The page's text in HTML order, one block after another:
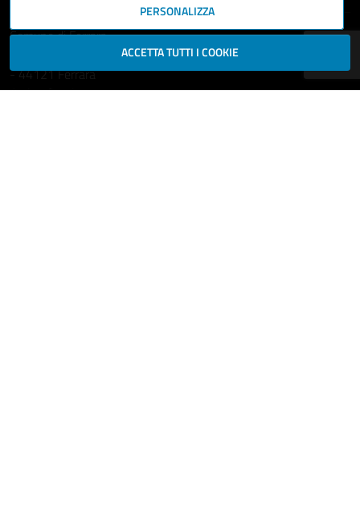
Comune di Ferrara
Piazza del Municipio, 2
- 44121 Ferrara
Codice fiscale: 00297110389
PERSONALIZZA
ACCETTA TUTTI I COOKIE